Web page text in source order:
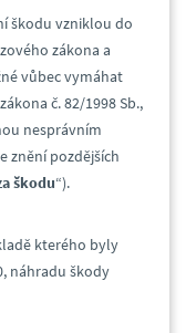
škodu vzniklou do
zákona a
vůbec vymáhat
č. 82/1998 Sb.,
nesprávním
znění pozdějších
škodu“).
kterého byly
náhradu škody